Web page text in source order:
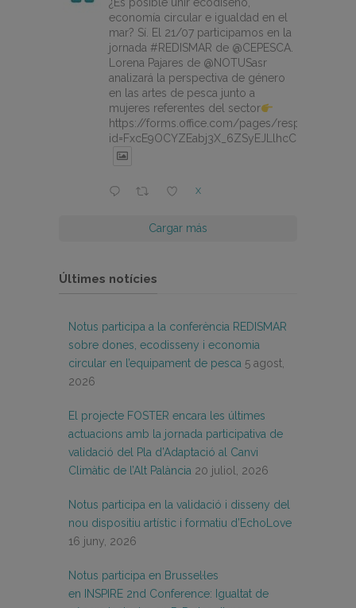
¿Es posible unir ecodiseño,
economía circular e igualdad en el
mar? Sí. El 21/07 participamos en la
jornada #REDISMAR de @CEPESCA.
Lorena Pajares de @NOTUSasr
analizará la perspectiva de género
en las artes de pesca junto a
mujeres referentes del sector
https://forms.office.com/pages/
X
Cargar más
Últimes notícies
Notus participa a la conferència REDISMAR
sobre dones, ecodisseny i economia
circular en l’equipament de pesca 5 agost,
2026
El projecte FOSTER encara les últimes
actuacions amb la jornada participativa de
validació del Pla d’Adaptació al Canvi
Climàtic de l’Alt Palància 20 juliol, 2026
Notus participa en la validació i disseny del
nou dispositiu artístic i formatiu d’EchoLove
16 juny, 2026
Notus participa en Brussel·les
en INSPIRE 2nd Conference: Igualtat de